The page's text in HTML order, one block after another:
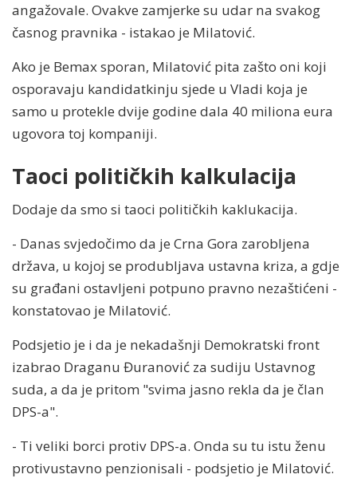
angažovale. Ovakve zamjerke su udar na svakog
časnog pravnika - istakao je Milatović.
Ako je Bemax sporan, Milatović pita zašto oni koji
osporavaju kandidatkinju sjede u Vladi koja je
samo u protekle dvije godine dala 40 miliona eura
ugovora toj kompaniji.
Taoci političkih kalkulacija
Dodaje da smo si taoci političkih kaklukacija.
- Danas svjedočimo da je Crna Gora zarobljena
država, u kojoj se produbljava ustavna kriza, a gdje
su građani ostavljeni potpuno pravno nezaštićeni -
konstatovao je Milatović.
Podsjetio je i da je nekadašnji Demokratski front
izabrao Draganu Đuranović za sudiju Ustavnog
suda, a da je pritom "svima jasno rekla da je član
DPS-a".
- Ti veliki borci protiv DPS-a. Onda su tu istu ženu
protivustavno penzionisali - podsjetio je Milatović.